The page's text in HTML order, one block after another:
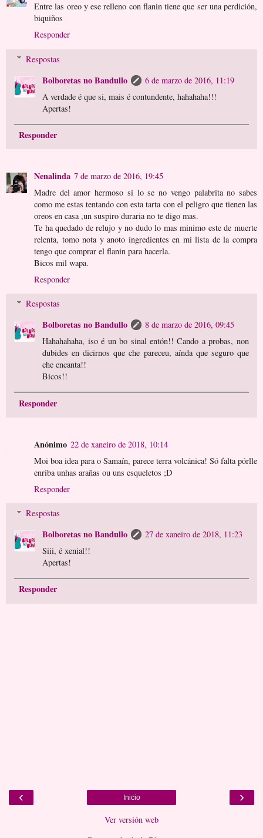
Entre las oreo y ese relleno con flanin tiene que ser una perdición,
biquiños
Responder
Respostas
Bolboretas no Bandullo
6 de marzo de 2016, 11:19
A verdade é que si, mais é contundente, hahahaha!!!
Apertas!
Responder
Nenalinda 7 de marzo de 2016, 19:45
Madre del amor hermoso si lo se no vengo palabrita no sabes
como me estas tentando con esta tarta con el peligro que tienen las
oreos en casa ,un suspiro duraria no te digo mas.
Te ha quedado de relujo y no dudo lo mas minimo este de muerte
relenta, tomo nota y anoto ingredientes en mi lista de la compra
tengo que comprar el flanin para hacerla.
Bicos mil wapa.
Responder
Respostas
Bolboretas no Bandullo
8 de marzo de 2016, 09:45
Hahahahaha, iso é un bo sinal entón!! Cando a probas, non
dubides en dicirnos que che pareceu, aínda que seguro que
che encanta!!
Bicos!!
Responder
Anónimo 22 de xaneiro de 2018, 10:14
Moi boa idea para o Samaín, parece terra volcánica! Só falta pórlle
enriba unhas arañas ou uns esqueletos ;D
Responder
Respostas
Bolboretas no Bandullo
27 de xaneiro de 2018, 11:23
Siii, é xenial!!
Apertas!
Responder
‹ ›
Inicio
Ver versión web